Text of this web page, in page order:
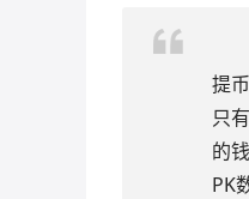
提
只
的
PK